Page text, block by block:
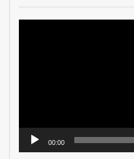
00:00